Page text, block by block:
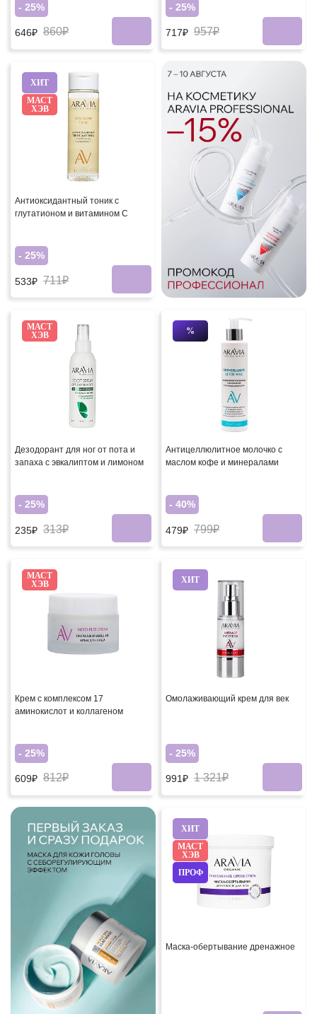
- 25%
646₽ 860₽
- 25%
717₽ 957₽
ХИТ
МАСТ
ХЭВ
Антиоксидантный тоник с
глутатионом и витамином С
- 25%
533₽ 711₽
МАСТ
ХЭВ
Дезодорант для ног от пота и
запаха с эвкалиптом и лимоном
- 25%
235₽ 313₽
%
Антицеллюлитное молочко с
маслом кофе и минералами
- 40%
479₽ 799₽
МАСТ
ХЭВ
Крем с комплексом 17
аминокислот и коллагеном
- 25%
609₽ 812₽
ХИТ
Омолаживающий крем для век
- 25%
991₽ 1 321₽
ХИТ
МАСТ
ХЭВ
ПРОФ
Маска-обертывание дренажное